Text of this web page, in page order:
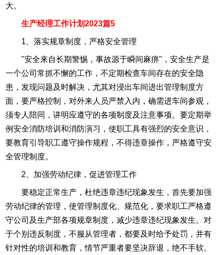
大。
生产经理工作计划2023篇5
1、落实规章制度，严格安全管理
"安全来自长期警惕，事故源于瞬间麻痹"，安全生产是
一个公司常抓不懈的工作，不定期检查车间存在的安全隐
患，发现问题及时解决，尤其对浸出车间进出管理制度方
面，要严格控制，对外来人员严禁入内，确需进车间参观，
须专人陪同，讲明应遵守的各项制度及注意事项。要定期举
例安全消防培训和消防演习，使职工具有强烈的安全意识，
要教育引导职工遵守操作规程，不得违章操作，严格遵守安
全管理制度。
2、加强劳动纪律，促进管理工作
要稳定正常生产，杜绝违章违纪现象发生，首先要加强
劳动纪律的管理，使管理制度化、规范化，要求职工严格遵
守公司及生产部各项规章制度，减少违章违纪现象发生。对
于个别违反制度，不服从管理者，都要及时给予处罚，并有
针对性的培训和教育，情节严重者要坚决辞退，绝不手软。